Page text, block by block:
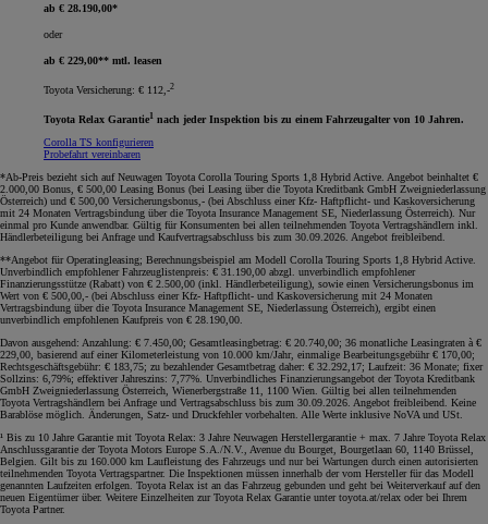
ab € 28.190,00*
oder
ab € 229,00** mtl. leasen
Toyota Versicherung: € 112,-2
Toyota Relax Garantie1 nach jeder Inspektion bis zu einem Fahrzeugalter von 10 Jahren.
Corolla TS konfigurieren
Probefahrt vereinbaren
*Ab-Preis bezieht sich auf Neuwagen Toyota Corolla Touring Sports 1,8 Hybrid Active. Angebot beinhaltet €
2.000,00 Bonus, € 500,00 Leasing Bonus (bei Leasing über die Toyota Kreditbank GmbH Zweigniederlassung
Österreich) und € 500,00 Versicherungsbonus,- (bei Abschluss einer Kfz- Haftpflicht- und Kaskoversicherung
mit 24 Monaten Vertragsbindung über die Toyota Insurance Management SE, Niederlassung Österreich). Nur
einmal pro Kunde anwendbar. Gültig für Konsumenten bei allen teilnehmenden Toyota Vertragshändlern inkl.
Händlerbeteiligung bei Anfrage und Kaufvertragsabschluss bis zum 30.09.2026. Angebot freibleibend
**Angebot für Operatingleasing; Berechnungsbeispiel am Modell Corolla Touring Sports 1,8 Hybrid Active.
Unverbindlich empfohlener Fahrzeuglistenpreis: € 31.190,00 abzgl. unverbindlich empfohlener
Finanzierungsstütze (Rabatt) von € 2.500,00 (inkl. Händlerbeteiligung), sowie einen Versicherungsbonus im
Wert von € 500,00,- (bei Abschluss einer Kfz- Haftpflicht- und Kaskoversicherung mit 24 Monaten
Vertragsbindung über die Toyota Insurance Management SE, Niederlassung Österreich), ergibt einen
unverbindlich empfohlenen Kaufpreis von € 28.190,00.
Davon ausgehend: Anzahlung: € 7.450,00; Gesamtleasingbetrag: € 20.740,00; 36 monatliche Leasingraten à €
229,00, basierend auf einer Kilometerleistung von 10.000 km/Jahr, einmalige Bearbeitungsgebühr € 170,00;
Rechtsgeschäftsgebühr: € 183,75; zu bezahlender Gesamtbetrag daher: € 32.292,17; Laufzeit: 36 Monate; fixer
Sollzins: 6,79%; effektiver Jahreszins: 7,77%. Unverbindliches Finanzierungsangebot der Toyota Kreditbank
GmbH Zweigniederlassung Österreich, Wienerbergstraße 11, 1100 Wien. Gültig bei allen teilnehmenden
Toyota Vertragshändlern bei Anfrage und Vertragsabschluss bis zum 30.09.2026. Angebot freibleibend. Keine
Barablöse möglich. Änderungen, Satz- und Druckfehler vorbehalten. Alle Werte inklusive NoVA und USt
¹ Bis zu 10 Jahre Garantie mit Toyota Relax: 3 Jahre Neuwagen Herstellergarantie + max. 7 Jahre Toyota Relax
Anschlussgarantie der Toyota Motors Europe S.A./N.V., Avenue du Bourget, Bourgetlaan 60, 1140 Brüssel,
Belgien. Gilt bis zu 160.000 km Laufleistung des Fahrzeugs und nur bei Wartungen durch einen autorisierten
teilnehmenden Toyota Vertragspartner. Die Inspektionen müssen innerhalb der vom Hersteller für das Modell
genannten Laufzeiten erfolgen. Toyota Relax ist an das Fahrzeug gebunden und geht bei Weiterverkauf auf den
neuen Eigentümer über. Weitere Einzelheiten zur Toyota Relax Garantie unter toyota.at/relax oder bei Ihrem
Toyota Partner.